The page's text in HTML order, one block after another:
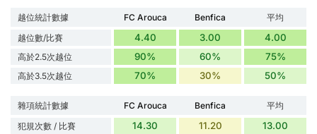
越位統計數據 FC Arouca Benfica
平均
越位數/比賽
4.40 3.00 4.00
高於2.5次越位 90% 60% 75%
高於3.5次越位 70% 30% 50%
雜項統計數據 FC Arouca Benfica
平均
犯規次數 / 比賽
14.30 11.20 13.00